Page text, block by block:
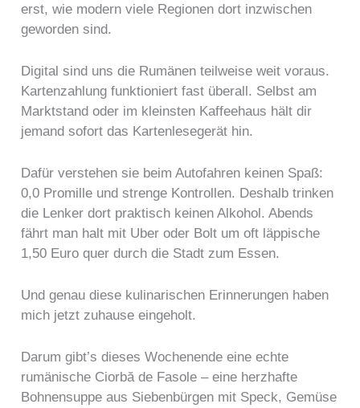
erst, wie modern viele Regionen dort inzwischen
geworden sind.
Digital sind uns die Rumänen teilweise weit voraus.
Kartenzahlung funktioniert fast überall. Selbst am
Marktstand oder im kleinsten Kaffeehaus hält dir
jemand sofort das Kartenlesegerät hin.
Dafür verstehen sie beim Autofahren keinen Spaß:
0,0 Promille und strenge Kontrollen. Deshalb trinken
die Lenker dort praktisch keinen Alkohol. Abends
fährt man halt mit Uber oder Bolt um oft läppische
1,50 Euro quer durch die Stadt zum Essen.
Und genau diese kulinarischen Erinnerungen haben
mich jetzt zuhause eingeholt.
Darum gibt’s dieses Wochenende eine echte
rumänische Ciorbă de Fasole – eine herzhafte
Bohnensuppe aus Siebenbürgen mit Speck, Gemüse